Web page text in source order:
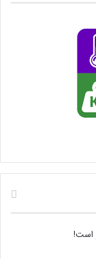
است!